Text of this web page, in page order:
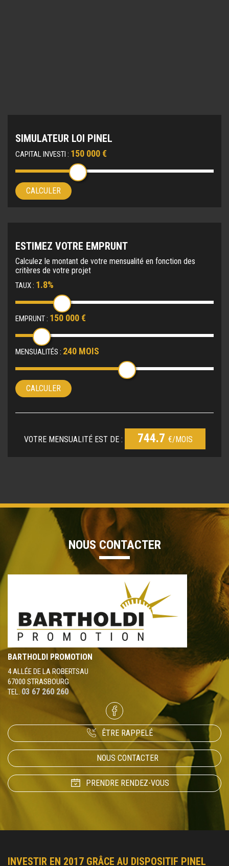
SIMULATEUR LOI PINEL
CAPITAL INVESTI : 150 000 €
CALCULER
ESTIMEZ VOTRE EMPRUNT
Calculez le montant de votre mensualité en fonction des
critères de votre projet
TAUX : 1.8%
EMPRUNT : 150 000 €
MENSUALITÉS : 240 MOIS
CALCULER
VOTRE MENSUALITÉ EST DE : 744.7 €/MOIS
NOUS CONTACTER
BARTHOLDI PROMOTION
4 ALLÉE DE LA ROBERTSAU
67000 STRASBOURG
TEL. 03 67 260 260
ÊTRE RAPPELÉ
NOUS CONTACTER
PRENDRE RENDEZ-VOUS
INVESTIR EN 2017 GRÂCE AU DISPOSITIF PINEL